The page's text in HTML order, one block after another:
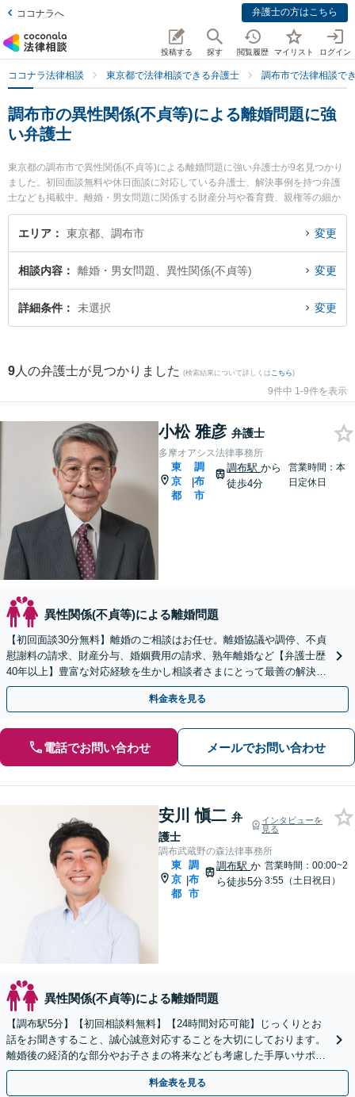
ココナラへ 弁護士の方はこちら
投稿する 探す 閲覧履歴 マイリスト ログイン
ココナラ法律相談 東京都で法律相談できる弁護士 調布市で法律相談で
調布市の異性関係(不貞等)による離婚問題に強
い弁護士
東京都の調布市で異性関係(不貞等)による離婚問題に強い弁護士が9名見つかり
ました。初回面談無料や休日面談に対応している弁護士、解決事例を持つ弁護
士なども掲載中。離婚・男女問題に関係する財産分与や養育費、親権等の細か
な分野での絞り込み検索もでき便利です。特に多摩オアシス法律事務所の小松
雅彦弁護士や調布武蔵野の森法律事務所の安川 愼二弁護士、リバーストーン法
題のトラブルを今すぐに弁護士に相談したい』『異性関係(不貞等)による離婚問
題のトラブル解決の実績豊富な近くの弁護士を検索したい』『初回相談無料で
異性関係(不貞等)による離婚問題を法律相談できる調布市内の弁護士に相談予約
エリア 東京都、調布市 変更
相談内容 離婚・男女問題、異性関係(不貞等) 変更
詳細条件 未選択 変更
9 人の弁護士が見つかりました (検索結果について詳しくは こちら)
9件中 1-9件を表示
小松 雅彦 弁護士
多摩オアシス法律事務所
東
京
都
|
調
布
市
調布駅から
徒歩4分
営業時間：本
日定休日
異性関係(不貞等)による離婚問題
【初回面談30分無料】離婚のご相談はお任せ。離婚協議や調停、不貞
慰謝料の請求、財産分与、婚姻費用の請求、熟年離婚など【弁護士歴
40年以上】豊富な対応経験を生かし相談者さまにとって最善の解決を
目指します【調布駅4分】【お子さま連れの相談OK】
料金表を見る
電話でお問い合わせ メールでお問い合わせ
安川 愼二 弁
護士
インタビューを
見る
調布武蔵野の森法律事務所
東
京
都
|
調
布
市
調布駅か
ら徒歩5分
営業時間：00:00~2
3:55（土日祝日）
異性関係(不貞等)による離婚問題
【調布駅5分】【初回相談料無料】【24時間対応可能】じっくりとお
話をお聞きすること、誠心誠意対応することを大切にしております。
離婚後の経済的な部分やお子さまの将来なども考慮した手厚いサポー
トをいたしますので、お気軽にご相談ください。
料金表を見る